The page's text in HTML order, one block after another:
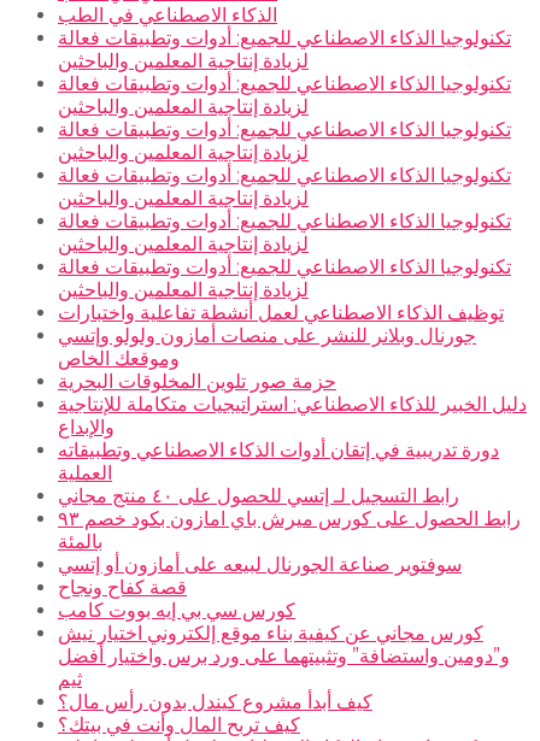
الذكاء الاصطناعي في الطب
تكنولوجيا الذكاء الاصطناعي للجميع: أدوات وتطبيقات فعالة
لزيادة إنتاجية المعلمين والباحثين
تكنولوجيا الذكاء الاصطناعي للجميع: أدوات وتطبيقات فعالة
لزيادة إنتاجية المعلمين والباحثين
تكنولوجيا الذكاء الاصطناعي للجميع: أدوات وتطبيقات فعالة
لزيادة إنتاجية المعلمين والباحثين
تكنولوجيا الذكاء الاصطناعي للجميع: أدوات وتطبيقات فعالة
لزيادة إنتاجية المعلمين والباحثين
تكنولوجيا الذكاء الاصطناعي للجميع: أدوات وتطبيقات فعالة
لزيادة إنتاجية المعلمين والباحثين
تكنولوجيا الذكاء الاصطناعي للجميع: أدوات وتطبيقات فعالة
لزيادة إنتاجية المعلمين والباحثين
توظيف الذكاء الاصطناعي لعمل أنشطة تفاعلية واختبارات
جورنال وبلانر للنشر على منصات أمازون ولولو وإتسي
وموقعك الخاص
حزمة صور تلوين المخلوقات البحرية
دليل الخبير للذكاء الاصطناعي: استراتيجيات متكاملة للإنتاجية
والإبداع
دورة تدريبية في إتقان أدوات الذكاء الاصطناعي وتطبيقاته
العملية
رابط التسجيل لـ إتسي للحصول على ٤٠ منتج مجاني
رابط الحصول على كورس ميرش باي امازون بكود خصم ٩٣
بالمئة
سوفتوير صناعة الجورنال لبيعه على أمازون أو إتسي
قصة كفاح ونجاح
كورس سي بي إيه بووت كامب
كورس مجاني عن كيفية بناء موقع إلكتروني اختيار نيش
و”دومين واستضافة” وتثبيتهما على ورد برس واختيار أفضل
ثيم
كيف أبدأ مشروع كيندل بدون رأس مال؟
كيف تربح المال وأنت في بيتك؟